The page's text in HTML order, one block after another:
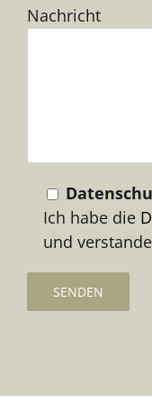
lasse
Nachricht
Ich habe die
und